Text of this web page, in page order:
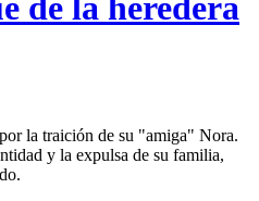
de la heredera
la traición de su "amiga" Nora.
y la expulsa de su familia,